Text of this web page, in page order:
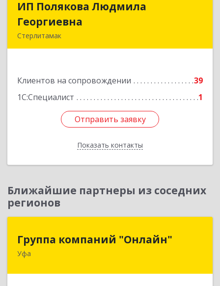
ИП Полякова Людмила
Георгиевна
Стерлитамак
Клиентов на сопровождении
39
1С:Специалист
1
Отправить заявку
Показать контакты
ИП Полякова Людмила
Подробнее
Отправить заявку
Назад
Ближайшие партнеры из соседних
регионов
Группа компаний "Онлайн"
Уфа
Группа компаний "Онлайн"
450006, Башкортостан Респ, г.о. город Уфа, Уфа